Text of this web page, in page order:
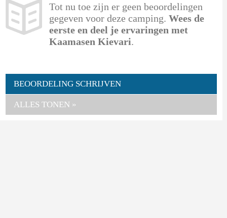
Tot nu toe zijn er geen beoordelingen
gegeven voor deze camping. Wees de
eerste en deel je ervaringen met
Kaamasen Kievari.
BEOORDELING SCHRIJVEN
ALLES TONEN »